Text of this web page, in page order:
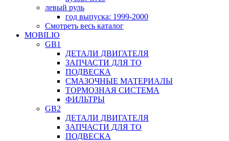
левый руль
год выпуска: 1999-2000
Смотреть весь каталог
MOBILIO
GB1
ДЕТАЛИ ДВИГАТЕЛЯ
ЗАПЧАСТИ ДЛЯ ТО
ПОДВЕСКА
СМАЗОЧНЫЕ МАТЕРИАЛЫ
ТОРМОЗНАЯ СИСТЕМА
ФИЛЬТРЫ
GB2
ДЕТАЛИ ДВИГАТЕЛЯ
ЗАПЧАСТИ ДЛЯ ТО
ПОДВЕСКА